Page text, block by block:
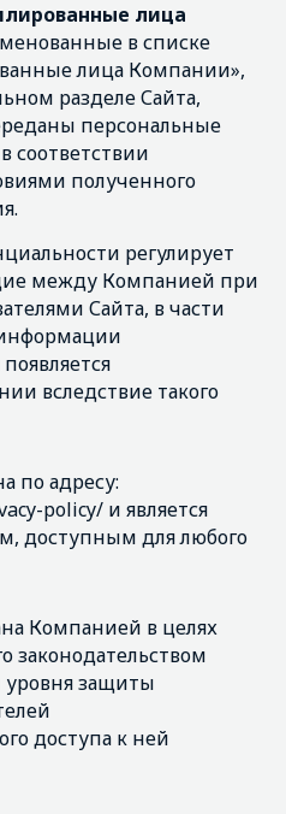
лица
в списке
лица Компании»,
разделе Сайта,
персональные
соответствии
полученного
регулирует
между Компанией при
Сайта, в части
вследствие такого
по адресу:
policy/ и является
доступным для любого
Компанией в целях
законодательством
защиты
доступа к ней